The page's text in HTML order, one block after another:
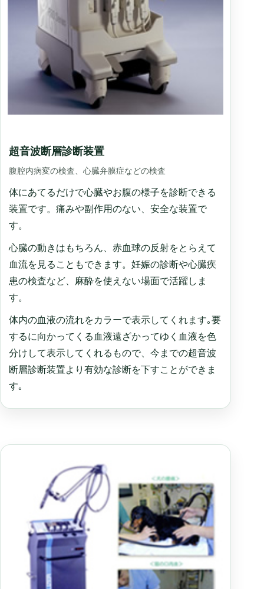
超音波断層診断装置
腹腔内病変の検査、心臓弁膜症などの検査
体にあてるだけで心臓やお腹の様子を診断できる
装置です。痛みや副作用のない、安全な装置で
す。
心臓の動きはもちろん、赤血球の反射をとらえて
血流を見ることもできます。妊娠の診断や心臓疾
患の検査など、麻酔を使えない場面で活躍しま
す。
体内の血液の流れをカラーで表示してくれます｡要
するに向かってくる血液遠ざかってゆく血液を色
分けして表示してくれるもので、今までの超音波
断層診断装置より有効な診断を下すことができま
す｡